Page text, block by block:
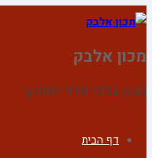
מכון אלבק
מכון בלתי תלוי למחקר
דף הבית